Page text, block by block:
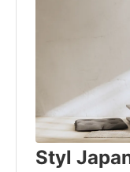
Styl